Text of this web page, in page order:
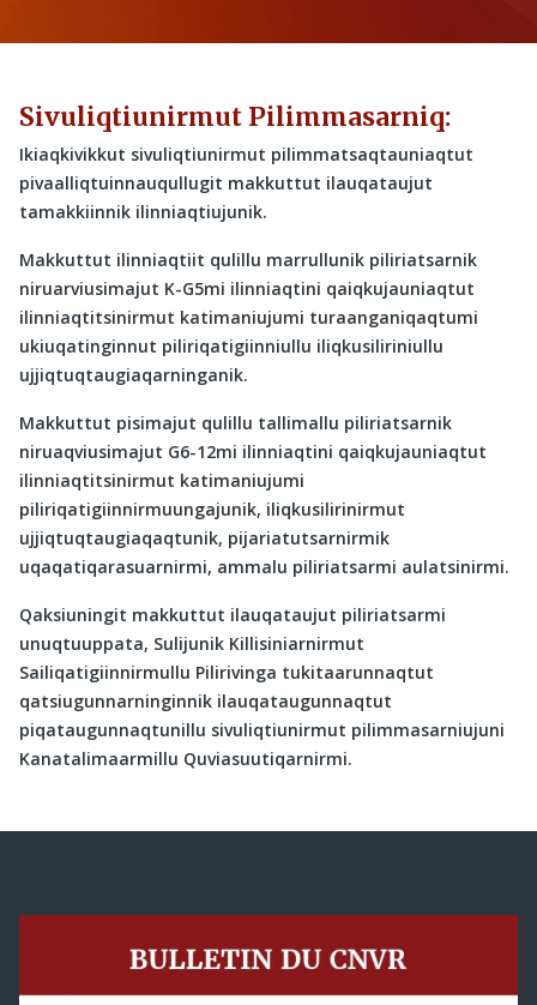
Sivuliqtiunirmut Pilimmasarniq:
Ikiaqkivikkut sivuliqtiunirmut pilimmatsaqtauniaqtut
pivaalliqtuinnauqullugit makkuttut ilauqataujut
tamakkiinnik ilinniaqtiujunik.
Makkuttut ilinniaqtiit qulillu marrullunik piliriatsarnik
niruarviusimajut K-G5mi ilinniaqtini qaiqkujauniaqtut
ilinniaqtitsinirmut katimaniujumi turaanganiqaqtumi
ukiuqatinginnut piliriqatigiinniullu iliqkusiliriniullu
ujjiqtuqtaugiaqarninganik.
Makkuttut pisimajut qulillu tallimallu piliriatsarnik
niruaqviusimajut G6-12mi ilinniaqtini qaiqkujauniaqtut
ilinniaqtitsinirmut katimaniujumi
piliriqatigiinnirmuungajunik, iliqkusilirinirmut
ujjiqtuqtaugiaqaqtunik, pijariatutsarnirmik
uqaqatiqarasuarnirmi, ammalu piliriatsarmi aulatsinirmi.
Qaksiuningit makkuttut ilauqataujut piliriatsarmi
unuqtuuppata, Sulijunik Killisiniarnirmut
Sailiqatigiinnirmullu Pilirivinga tukitaarunnaqtut
qatsiugunnarninginnik ilauqataugunnaqtut
piqataugunnaqtunillu sivuliqtiunirmut pilimmasarniujuni
Kanatalimaarmillu Quviasuutiqarnirmi.